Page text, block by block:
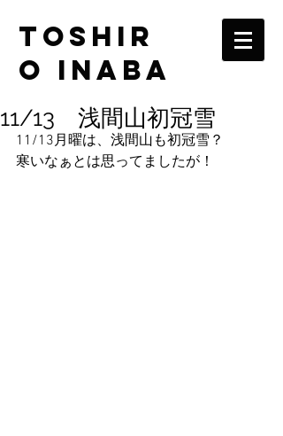
TOSHIR
O INABA
11/13 浅間山初冠雪
11/13月曜は、浅間山も初冠雪？
寒いなぁとは思ってましたが！